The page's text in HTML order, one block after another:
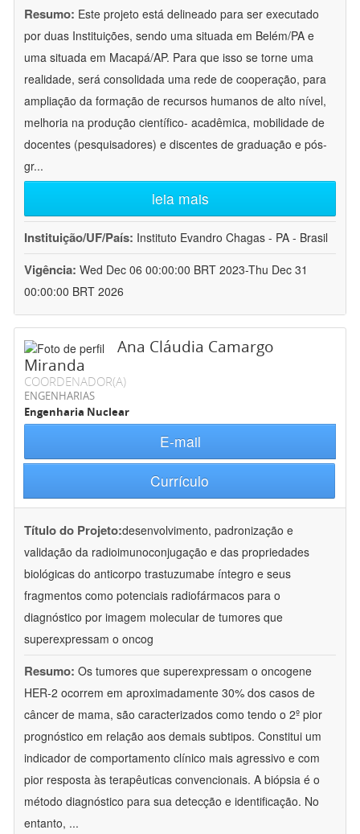
Resumo: Este projeto está delineado para ser executado
por duas Instituições, sendo uma situada em Belém/PA e
uma situada em Macapá/AP. Para que isso se torne uma
realidade, será consolidada uma rede de cooperação, para
ampliação da formação de recursos humanos de alto nível,
melhoria na produção científico- acadêmica, mobilidade de
docentes (pesquisadores) e discentes de graduação e pós-
gr...
leia mais
Instituição/UF/País: Instituto Evandro Chagas - PA - Brasil
Vigência: Wed Dec 06 00:00:00 BRT 2023-Thu Dec 31
00:00:00 BRT 2026
Ana Cláudia Camargo
Miranda
COORDENADOR(A)
ENGENHARIAS
Engenharia Nuclear
E-mail
Currículo
Título do Projeto:desenvolvimento, padronização e
validação da radioimunoconjugação e das propriedades
biológicas do anticorpo trastuzumabe íntegro e seus
fragmentos como potenciais radiofármacos para o
diagnóstico por imagem molecular de tumores que
superexpressam o oncog
Resumo: Os tumores que superexpressam o oncogene
HER-2 ocorrem em aproximadamente 30% dos casos de
câncer de mama, são caracterizados como tendo o 2º pior
prognóstico em relação aos demais subtipos. Constitui um
indicador de comportamento clínico mais agressivo e com
pior resposta às terapêuticas convencionais. A biópsia é o
método diagnóstico para sua detecção e identificação. No
entanto, ...